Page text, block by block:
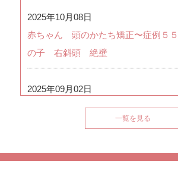
2025年10月08日
赤ちゃん 頭のかたち矯正〜症例５
の子 右斜頭 絶壁
2025年09月02日
赤ちゃん 頭のかたち矯正〜症例５
2025年08月07日
一覧を見る